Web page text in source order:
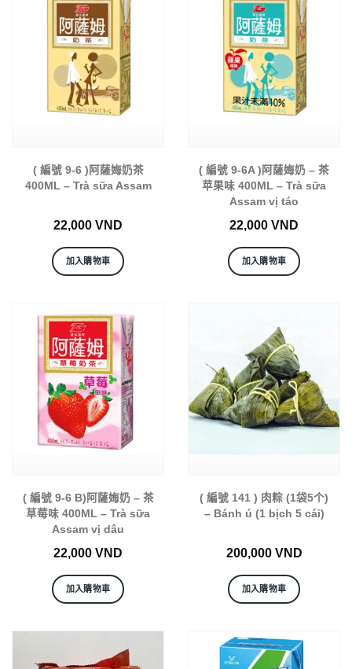
( 編號 9-6 )阿薩娒奶茶
400ML – Trà sữa Assam
22,000 VND
加入購物車
( 編號 9-6A )阿薩娒奶 – 茶
苹果味 400ML – Trà sữa
Assam vị táo
22,000 VND
加入購物車
( 編號 9-6 B)阿薩娒奶 – 茶
草莓味 400ML – Trà sữa
Assam vị dâu
22,000 VND
加入購物車
( 編號 141 ) 肉粽 (1袋5个)
– Bánh ú (1 bịch 5 cái)
200,000 VND
加入購物車